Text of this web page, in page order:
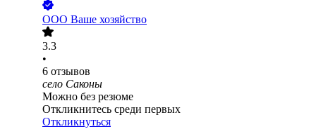
ООО Ваше хозяйство
3.3
•
6 отзывов
село Саконы
Можно без резюме
Откликнитесь среди первых
Откликнуться